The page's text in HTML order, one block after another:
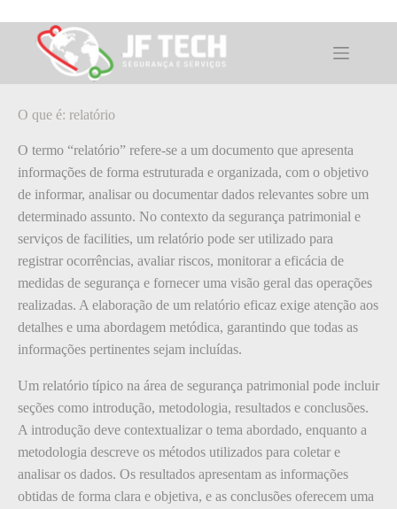
para
conteúdoO que é: relatório
O que é: relatório
O termo “relatório” refere-se a um documento que apresenta
informações de forma estruturada e organizada, com o objetivo
de informar, analisar ou documentar dados relevantes sobre um
determinado assunto. No contexto da segurança patrimonial e
serviços de facilities, um relatório pode ser utilizado para
registrar ocorrências, avaliar riscos, monitorar a eficácia de
medidas de segurança e fornecer uma visão geral das operações
realizadas. A elaboração de um relatório eficaz exige atenção aos
detalhes e uma abordagem metódica, garantindo que todas as
informações pertinentes sejam incluídas.
Um relatório típico na área de segurança patrimonial pode incluir
seções como introdução, metodologia, resultados e conclusões.
A introdução deve contextualizar o tema abordado, enquanto a
metodologia descreve os métodos utilizados para coletar e
analisar os dados. Os resultados apresentam as informações
obtidas de forma clara e objetiva, e as conclusões oferecem uma